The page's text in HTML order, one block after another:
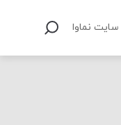
سایت نماوا